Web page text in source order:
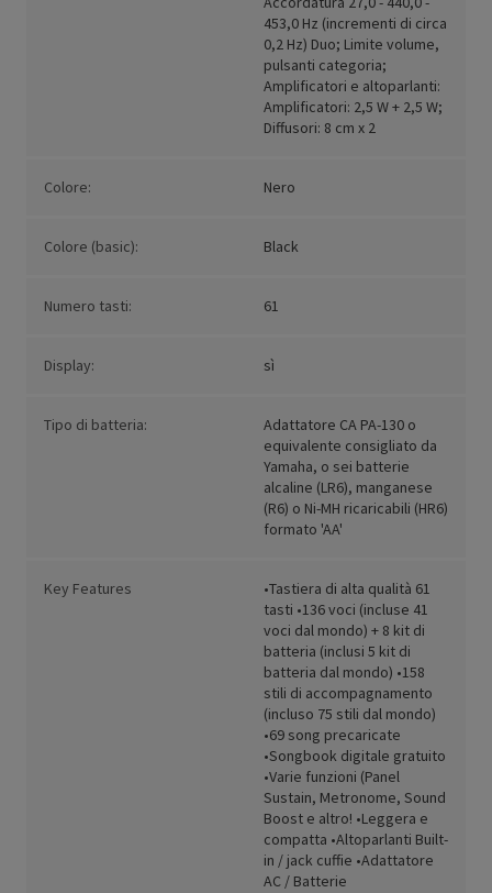
453,0 Hz (incrementi di circa
0,2 Hz) Duo; Limite volume,
pulsanti categoria;
Amplificatori e altoparlanti:
Amplificatori: 2,5 W + 2,5 W;
Diffusori: 8 cm x 2
Colore: Nero
Colore (basic): Black
Numero tasti: 61
Display: sì
Tipo di batteria:
Adattatore CA PA-130 o
equivalente consigliato da
Yamaha, o sei batterie
alcaline (LR6), manganese
(R6) o Ni-MH ricaricabili (HR6)
formato 'AA'
Key Features
•Tastiera di alta qualità 61
tasti •136 voci (incluse 41
voci dal mondo) + 8 kit di
batteria (inclusi 5 kit di
batteria dal mondo) •158
stili di accompagnamento
(incluso 75 stili dal mondo)
•69 song precaricate
•Songbook digitale gratuito
•Varie funzioni (Panel
Sustain, Metronome, Sound
Boost e altro! •Leggera e
compatta •Altoparlanti Built-
in / jack cuffie •Adattatore
AC / Batterie